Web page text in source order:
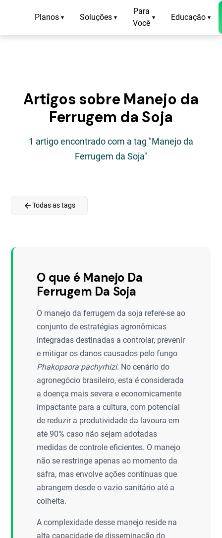
Planos ▾ Soluções ▾
Para
Você
▾ Educação ▾
Artigos sobre Manejo da
Ferrugem da Soja
1 artigo encontrado com a tag "Manejo da
Ferrugem da Soja"
arrow_backTodas as tags
O que é Manejo Da
Ferrugem Da Soja
O manejo da ferrugem da soja refere-se ao
conjunto de estratégias agronômicas
integradas destinadas a controlar, prevenir
e mitigar os danos causados pelo fungo
Phakopsora pachyrhizi. No cenário do
agronegócio brasileiro, esta é considerada
a doença mais severa e economicamente
impactante para a cultura, com potencial
de reduzir a produtividade da lavoura em
até 90% caso não sejam adotadas
medidas de controle eficientes. O manejo
não se restringe apenas ao momento da
safra, mas envolve ações contínuas que
abrangem desde o vazio sanitário até a
colheita.
A complexidade desse manejo reside na
alta capacidade de disseminação do